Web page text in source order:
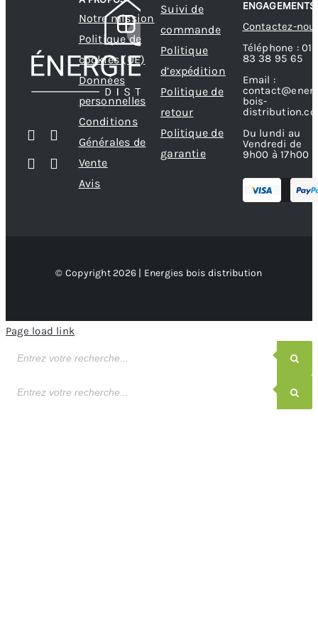
la
page
du
Notre mission
Politique de
cookies (UE)
Données
personnelles
Conditions
Générales de
Vente
Avis
Suivi de
commande
Politique
d’expédition
Politique de
retour
Politique de
garantie
ENGAGEMENTS
Contactez-
Téléphone : 01
83 38 95 65
Email :
bois-
Du lundi au
Vendredi de
9h00 à 17h00
© Copyright 2026 | Energies bois distribution
Page load link
de
de